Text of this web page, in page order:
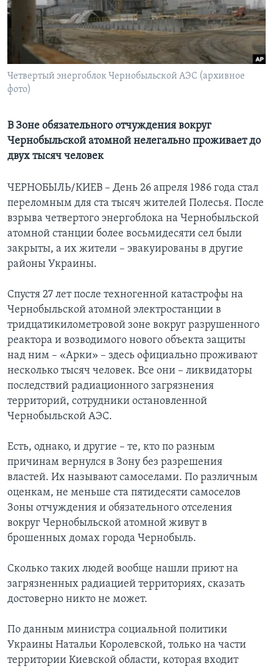
Learning English
СОЦИАЛЬНЫЕ СЕТИ
Четвертый энергоблок Чернобыльской АЭС (архивное
фото)
В Зоне обязательного отчуждения вокруг
Чернобыльской атомной нелегально проживает до
двух тысяч человек
ЧЕРНОБЫЛЬ/КИЕВ – День 26 апреля 1986 года стал
переломным для ста тысяч жителей Полесья. После
взрыва четвертого энергоблока на Чернобыльской
атомной станции более восьмидесяти сел были
закрыты, а их жители – эвакуированы в другие
районы Украины.
Спустя 27 лет после техногенной катастрофы на
Чернобыльской атомной электростанции в
тридцатикилометровой зоне вокруг разрушенного
реактора и возводимого нового объекта защиты
над ним – «Арки» – здесь официально проживают
несколько тысяч человек. Все они – ликвидаторы
последствий радиационного загрязнения
территорий, сотрудники остановленной
Чернобыльской АЭС.
Есть, однако, и другие – те, кто по разным
причинам вернулся в Зону без разрешения
властей. Их называют самоселами. По различным
оценкам, не меньше ста пятидесяти самоселов
Зоны отчуждения и обязательного отселения
вокруг Чернобыльской атомной живут в
брошенных домах города Чернобыль.
Сколько таких людей вообще нашли приют на
загрязненных радиацией территориях, сказать
достоверно никто не может.
По данным министра социальной политики
Украины Натальи Королевской, только на части
территории Киевской области, которая входит